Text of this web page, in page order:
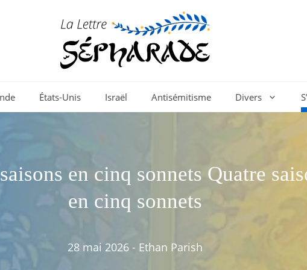
États-Unis Israël Antisémitisme Divers
en cinq sonnets Quatre
en cinq sonnets
28 mai 2026 - Ethan Parish